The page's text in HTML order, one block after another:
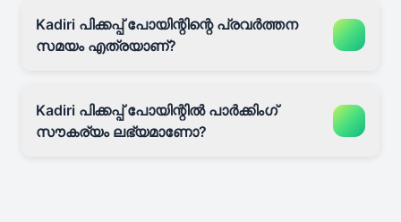
Kadiri പിക്കപ്പ് പോയിന്റിന്റെ പ്രവർത്തന
സമയം എത്രയാണ്?
Kadiri പിക്കപ്പ് പോയിന്റിൽ പാർക്കിംഗ്
സൗകര്യം ലഭ്യമാണോ?